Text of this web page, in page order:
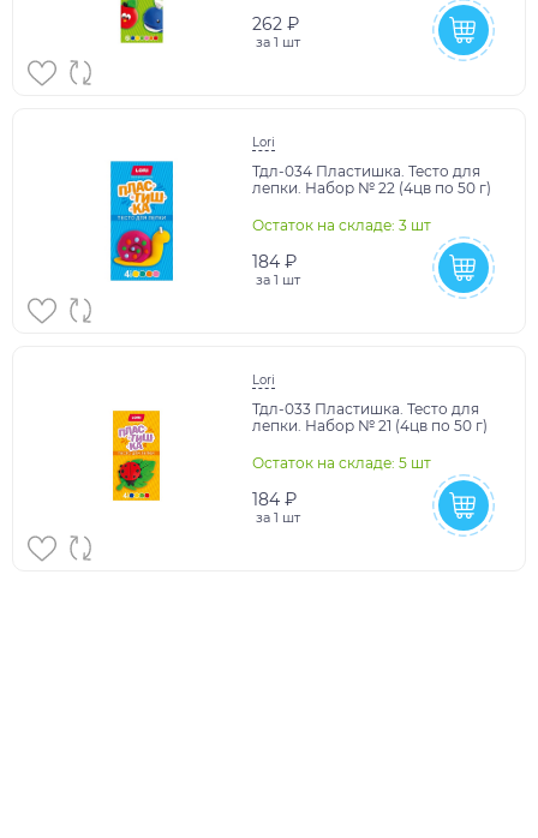
262 ₽
за 1 шт
Lori
Тдл-034 Пластишка. Тесто для
лепки. Набор № 22 (4цв по 50 г)
Остаток на складе: 3 шт
184 ₽
за 1 шт
Lori
Тдл-033 Пластишка. Тесто для
лепки. Набор № 21 (4цв по 50 г)
Остаток на складе: 5 шт
184 ₽
за 1 шт